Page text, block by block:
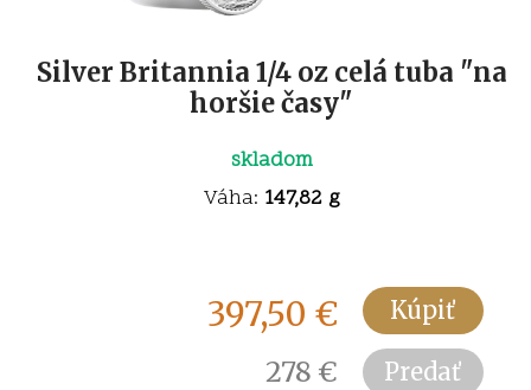
Silver Britannia 1/4 oz celá tuba "na
horšie časy"
skladom
Váha: 147,82 g
397,50 €
278 €
Kúpiť
Predať